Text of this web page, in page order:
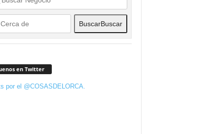
BuscarBuscar
en Twitter
por el @COSASDELORCA.